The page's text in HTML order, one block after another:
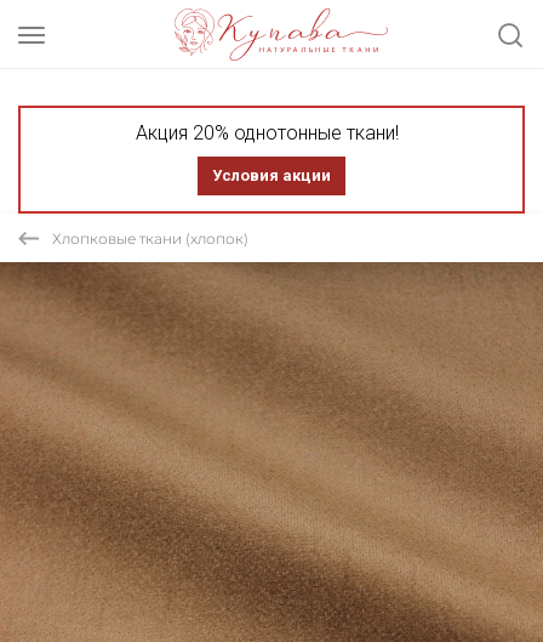
Акция 20% однотонные ткани!
Условия акции
Хлопковые ткани (хлопок)